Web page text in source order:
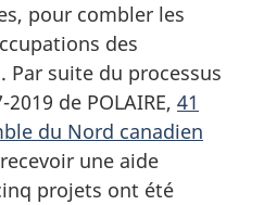
pour combler les
des
suite du processus
de POLAIRE, 41
du Nord canadien
une aide
projets ont été